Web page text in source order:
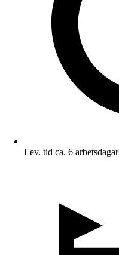
Lev. tid ca. 6 arbetsdagar